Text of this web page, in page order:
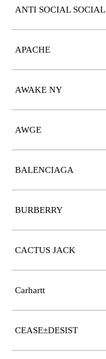
ANTI SOCIAL
APACHE
AWAKE NY
AWGE
BALENCIAGA
BURBERRY
CACTUS JACK
Carhartt
CEASE±DESIST